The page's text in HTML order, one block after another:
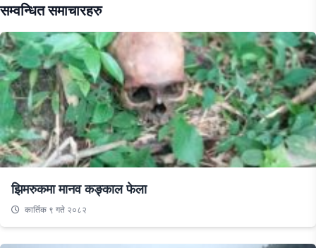
सम्वन्धित समाचारहरु
झिमरुकमा मानव कङ्काल फेला
कार्तिक ९ गते २०८२